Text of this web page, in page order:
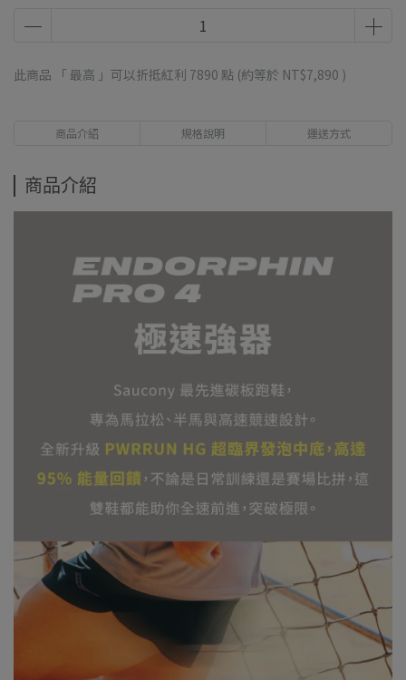
此商品 「 最高 」可以折抵紅利 7890 點 (約等於 NT$7,890 )
商品介紹 規格說明 運送方式
商品介紹